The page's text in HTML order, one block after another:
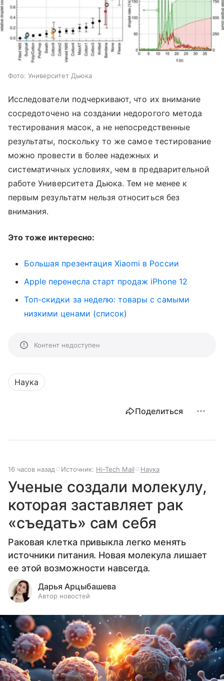
Фото: Университет Дьюка
Исследователи подчеркивают, что их внимание
сосредоточено на создании недорогого метода
тестирования масок, а не непосредственные
результаты, поскольку то же самое тестирование
можно провести в более надежных и
систематичных условиях, чем в предварительной
работе Университета Дьюка. Тем не менее к
первым результатм нельзя относиться без
внимания.
Это тоже интересно:
Большая презентация Xiaomi в России
Apple перенесла старт продаж iPhone 12
Топ-скидки за неделю: товары с самыми
низкими ценами (список)
Контент недоступен
Наука
Поделиться
16 часов назад Источник: Hi-Tech Mail Наука
Ученые создали молекулу,
которая заставляет рак
«съедать» сам себя
Раковая клетка привыкла легко менять
источники питания. Новая молекула лишает
ее этой возможности навсегда.
Дарья Арцыбашева
Автор новостей